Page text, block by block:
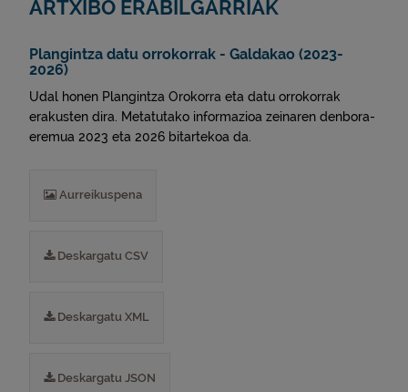
ARTXIBO ERABILGARRIAK
Plangintza datu orrokorrak - Galdakao (2023-
2026)
Udal honen Plangintza Orokorra eta datu orrokorrak
erakusten dira. Metatutako informazioa zeinaren denbora-
eremua 2023 eta 2026 bitartekoa da.
Aurreikuspena
Deskargatu CSV
Deskargatu XML
Deskargatu JSON